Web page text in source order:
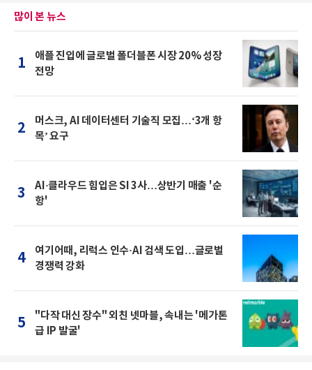
많이 본 뉴스
1
애플 진입에 글로벌 폴더블폰 시장 20% 성장
전망
2
머스크, AI 데이터센터 기술직 모집…‘3개 항
목’ 요구
3
AI·클라우드 힘입은 SI 3사…상반기 매출 '순
항'
4
여기어때, 리럭스 인수·AI 검색 도입…글로벌
경쟁력 강화
5
"다작 대신 장수" 외친 넷마블, 속내는 '메가톤
급 IP 발굴'